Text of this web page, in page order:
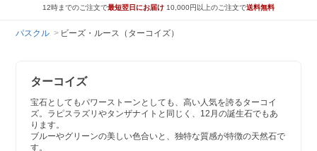
12時までのご注文で最短翌日にお届け 10,000円以上のご注文で送料無料
パスクル ビーズ・ルース（ターコイズ）
ターコイズ
宝石としてもパワーストーンとしても、高い人気を誇るターコイ
ズ。ラピスラズリやタンザナイトと同じく、12月の誕生石でもあ
ります。
ブルーやグリーンの美しい色合いと、独特な質感が特徴の天然石で
す。